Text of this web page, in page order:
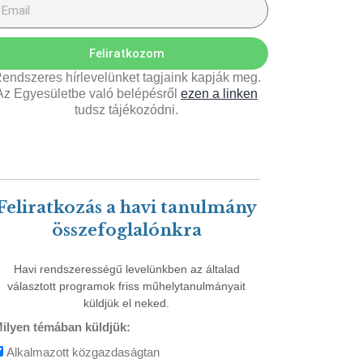
Feliratkozom
hírlevelünket tagjaink kapják meg.
Egyesületbe való belépésről ezen a linken
tudsz tájékozódni.
a havi tanulmány
összefoglalónkra
Havi rendszerességű levelünkben az általad
választott programok friss műhelytanulmányait
küldjük el neked.
témában küldjük:
Alkalmazott közgazdaságtan